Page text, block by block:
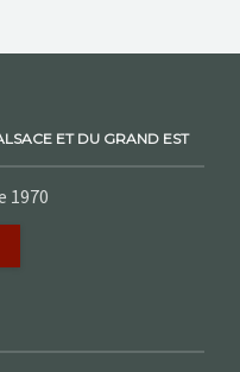
ET DU GRAND EST
1970